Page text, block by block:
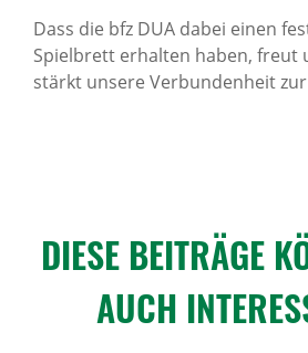
Dass die bfz DUA dabei einen
Spielbrett erhalten haben, freut
stärkt unsere Verbundenheit zur
DIESE BEITRÄGE
AUCH